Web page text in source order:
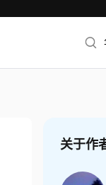
关于作